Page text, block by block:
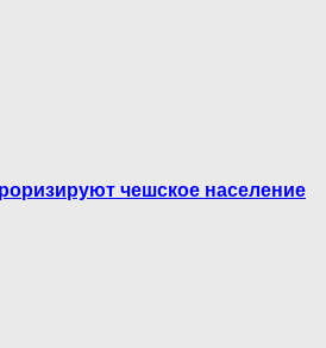
чешское население